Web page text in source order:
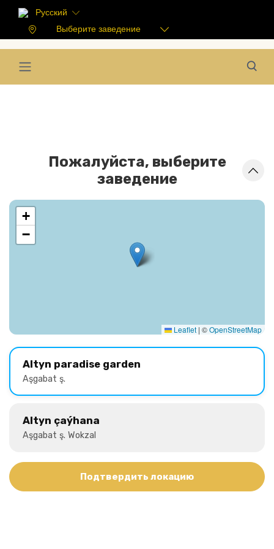
Русский
Выберите заведение
Пожалуйста, выберите
заведение
+
−
Leaflet | ©OpenStreetMap
Altyn paradise garden
Aşgabat ş.
Altyn çaýhana
Aşgabat ş. Wokzal
Подтвердить локацию